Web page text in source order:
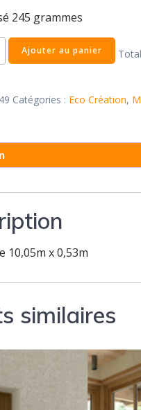
245 grammes
Ajouter au panier
Catégories : Eco Création,
10,05m x 0,53m
similaires